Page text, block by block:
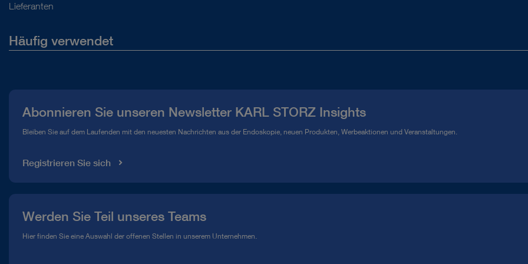
Lieferanten
Häufig verwendet
Compliance Hotline
Abonnieren Sie unseren Newsletter KARL STORZ Insights
Bleiben Sie auf dem Laufenden mit den neuesten Nachrichten aus der Endoskopie, neuen Produkten, Werbeaktionen und Veranstaltungen.
Registrieren Sie sich
Werden Sie Teil unseres Teams
Hier finden Sie eine Auswahl der offenen Stellen in unserem Unternehmen.